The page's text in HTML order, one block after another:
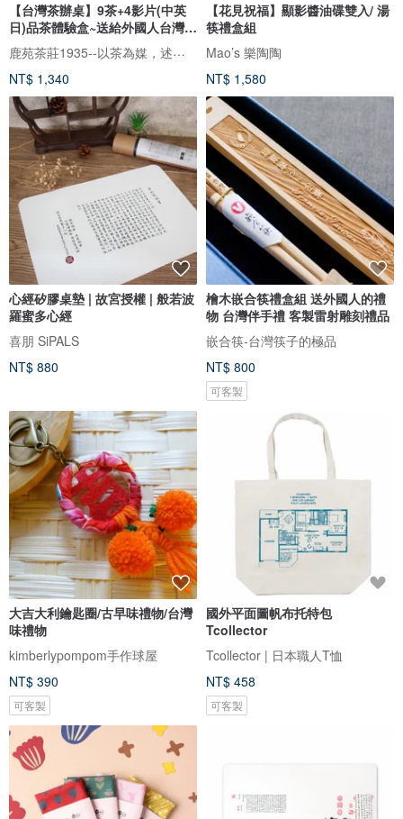
【台灣茶辦桌】9茶+4影片(中英
日)品茶體驗盒~送給外國人台灣伴
手
鹿苑茶莊1935--以茶為媒，述說台灣島嶼的故事與溫暖
NT$ 1,340
【花見祝福】顯影醬油碟雙入/ 湯
筷禮盒組
Mao’s 樂陶陶
NT$ 1,580
心經矽膠桌墊 | 故宮授權 | 般若波
羅蜜多心經
喜朋 SiPALS
NT$ 880
檜木嵌合筷禮盒組 送外國人的禮
物 台灣伴手禮 客製雷射雕刻禮品
嵌合筷-台灣筷子的極品
NT$ 800
可客製
大吉大利鑰匙圈/古早味禮物/台灣
味禮物
kimberlypompom手作球屋
NT$ 390
可客製
國外平面圖帆布托特包
Tcollector
Tcollector | 日本職人T恤
NT$ 458
可客製